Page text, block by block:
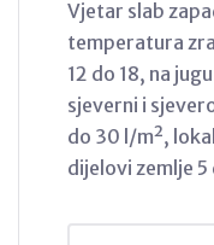
Vjetar slab
temperatura
12 do 18, na
sjeverni i
do 30 l/m²,
dijelovi zemlje 5